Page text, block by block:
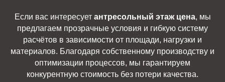
Если вас интересует антресольный этаж цена, мы
предлагаем прозрачные условия и гибкую систему
расчётов в зависимости от площади, нагрузки и
материалов. Благодаря собственному производству и
оптимизации процессов, мы гарантируем
конкурентную стоимость без потери качества.